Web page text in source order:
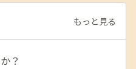
もっと見る
？